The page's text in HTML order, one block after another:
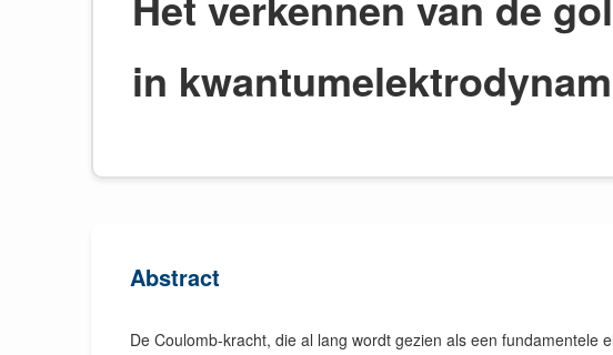
in
Abstract
De Coulomb-kracht, die al lang wordt gezien als een